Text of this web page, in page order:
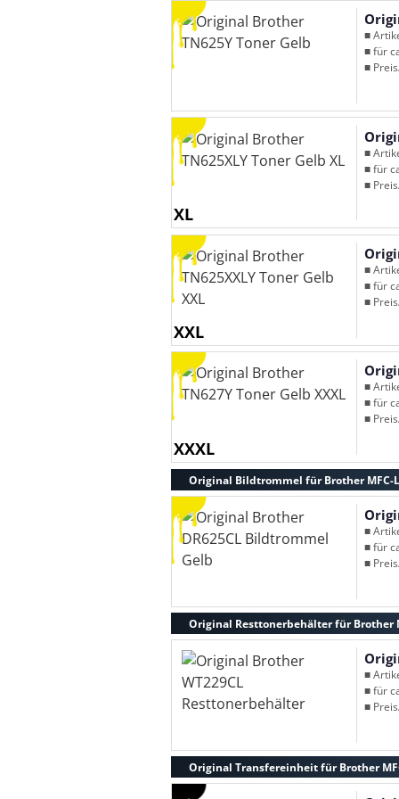
■
■ für
■
XL
■
■ für
■
XXL
■
■ für
■
XXXL
■
■ für
■
Original Bildtrommel für Brother MFC-
■
■ für
■
Original Resttonerbehälter für Brother
■
■ für
■
Original Transfereinheit für Brother